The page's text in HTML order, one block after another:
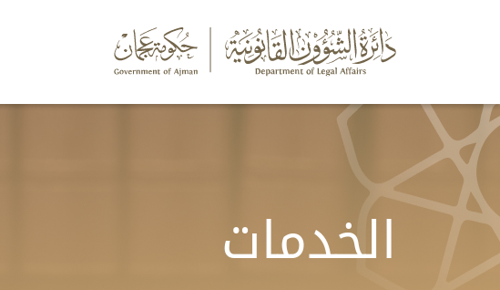
الخدمات